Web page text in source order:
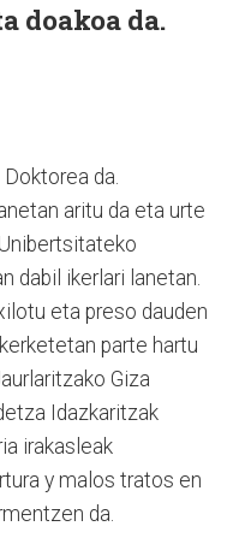
doakoa da.
da.
aritu da eta urte
dabil ikerlari lanetan.
eta preso dauden
parte hartu
Giza
Idazkaritzak
irakasleak
y malos tratos en
da.